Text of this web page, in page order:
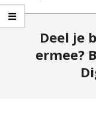
Primary
NavigationDeel je
ermee?